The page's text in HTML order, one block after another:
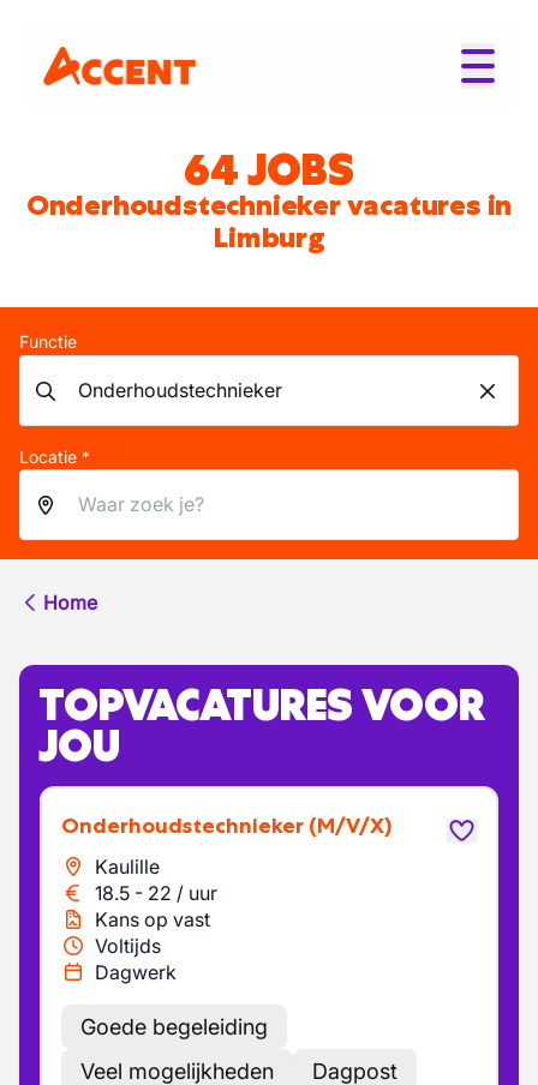
64 JOBS
Onderhoudstechnieker vacatures in
Limburg
Functie
Locatie *
Home
TOPVACATURES VOOR
JOU
Onderhoudstechnieker (M/V/X)
Kaulille
18.5 - 22 / uur
Kans op vast
Voltijds
Dagwerk
Goede begeleiding
Veel mogelijkheden
Dagpost